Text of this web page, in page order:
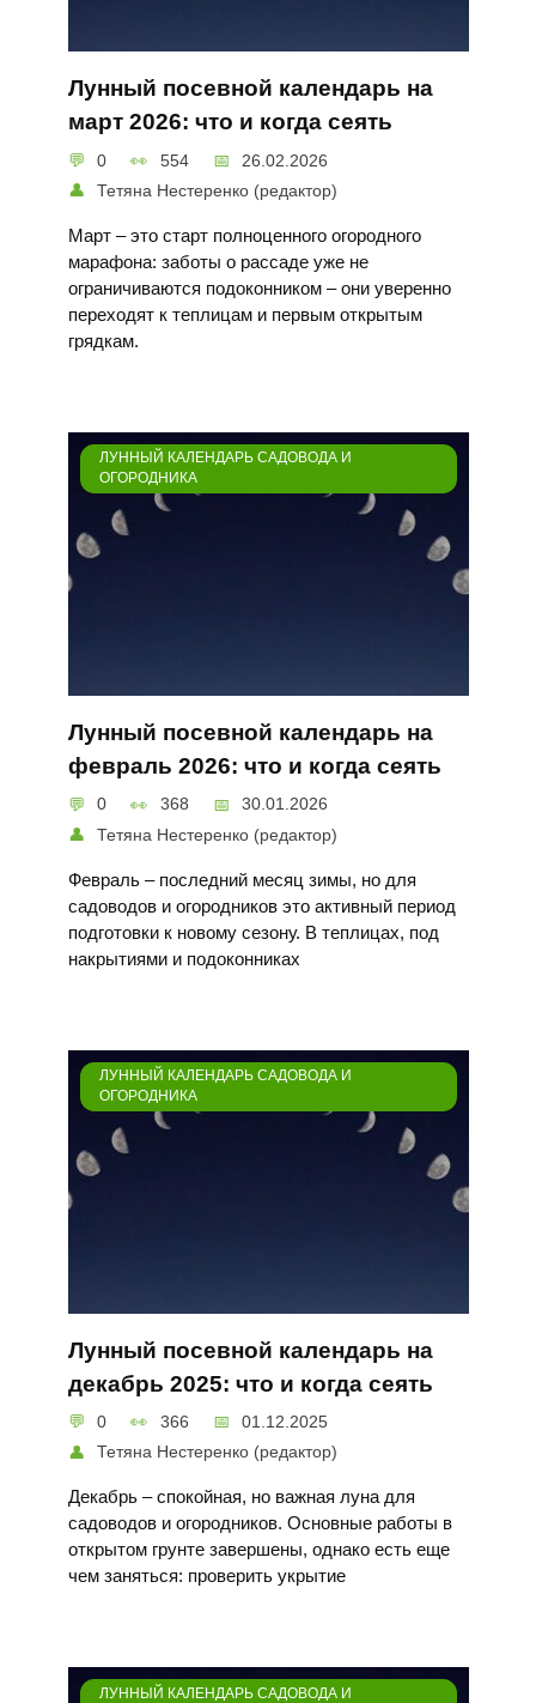
Лунный посевной календарь на
март 2026: что и когда сеять
0 554
26.02.2026
Тетяна Нестеренко (редактор)
Март – это старт полноценного огородного
марафона: заботы о рассаде уже не
ограничиваются подоконником – они уверенно
переходят к теплицам и первым открытым
грядкам.
ЛУННЫЙ КАЛЕНДАРЬ САДОВОДА И
ОГОРОДНИКА
Лунный посевной календарь на
февраль 2026: что и когда сеять
0 368
30.01.2026
Тетяна Нестеренко (редактор)
Февраль – последний месяц зимы, но для
садоводов и огородников это активный период
подготовки к новому сезону. В теплицах, под
накрытиями и подоконниках
ЛУННЫЙ КАЛЕНДАРЬ САДОВОДА И
ОГОРОДНИКА
Лунный посевной календарь на
декабрь 2025: что и когда сеять
0 366
01.12.2025
Тетяна Нестеренко (редактор)
Декабрь – спокойная, но важная луна для
садоводов и огородников. Основные работы в
открытом грунте завершены, однако есть еще
чем заняться: проверить укрытие
ЛУННЫЙ КАЛЕНДАРЬ САДОВОДА И